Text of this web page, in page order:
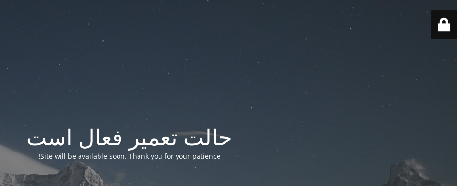
حالت تعمیر فعال است
Site will be available soon. Thank you for your patience!